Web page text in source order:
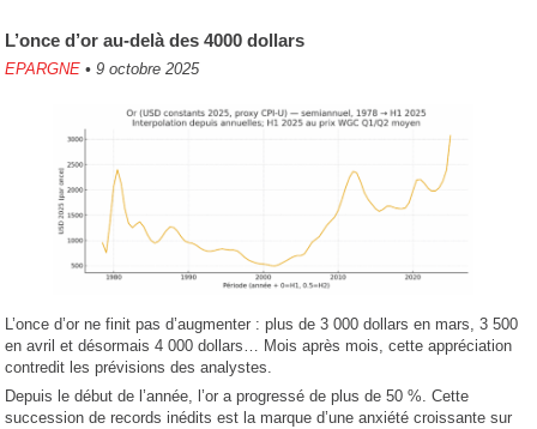
L’once d’or au-delà des 4000 dollars
EPARGNE • 9 octobre 2025
L’once d’or ne finit pas d’augmenter : plus de 3 000 dollars en mars, 3 500
en avril et désormais 4 000 dollars… Mois après mois, cette appréciation
contredit les prévisions des analystes.
Depuis le début de l’année, l’or a progressé de plus de 50 %. Cette
succession de records inédits est la marque d’une anxiété croissante sur